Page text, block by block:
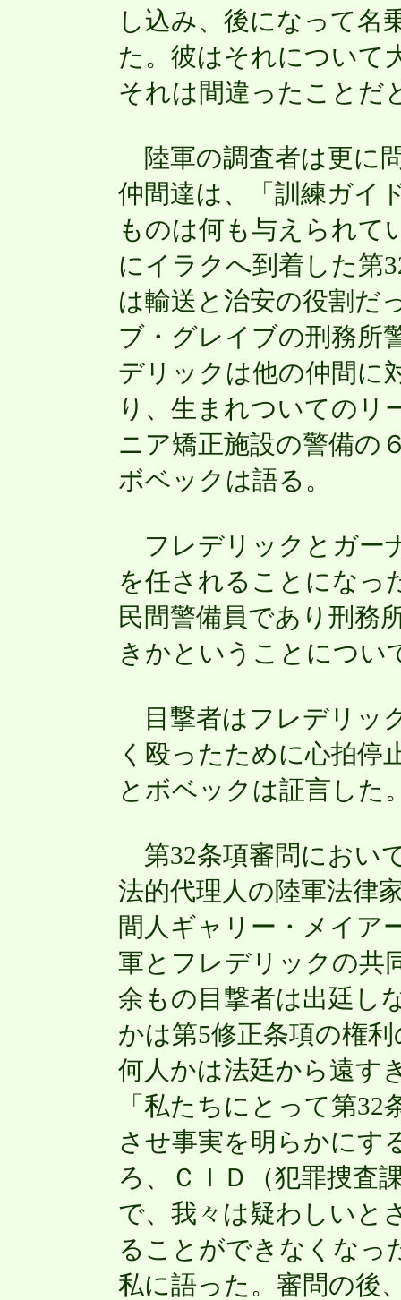
し込み、後になって名
た。彼はそれについて
それは間違ったことだ
陸軍の調査者は更に
仲間達は、「訓練ガイ
ものは何も与えられて
にイラクへ到着した第
は輸送と治安の役割だ
ブ・グレイブの刑務所
デリックは他の仲間に
り、生まれついてのリ
ニア矯正施設の警備の
ボベックは語る。
フレデリックとガー
を任されることになっ
民間警備員であり刑務
きかということについ
目撃者はフレデリッ
く殴ったために心拍停
とボベックは証言した
第32条項審問におい
法的代理人の陸軍法律
間人ギャリー・メイア
軍とフレデリックの共
余もの目撃者は出廷し
かは第5修正条項の権
何人かは法廷から遠す
「私たちにとって第
させ事実を明らかにす
ろ、ＣＩＤ（犯罪捜査
で、我々は疑わしいと
ることができなくなっ
私に語った。審問の後